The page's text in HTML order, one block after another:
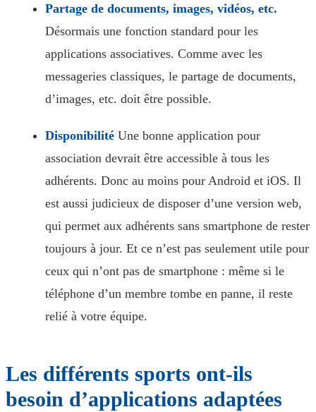
Partage de documents, images, vidéos, etc.
Désormais une fonction standard pour les
applications associatives. Comme avec les
messageries classiques, le partage de documents,
d’images, etc. doit être possible.
Disponibilité Une bonne application pour
association devrait être accessible à tous les
adhérents. Donc au moins pour Android et iOS. Il
est aussi judicieux de disposer d’une version web,
qui permet aux adhérents sans smartphone de rester
toujours à jour. Et ce n’est pas seulement utile pour
ceux qui n’ont pas de smartphone : même si le
téléphone d’un membre tombe en panne, il reste
relié à votre équipe.
Les différents sports ont-ils
besoin d’applications adaptées